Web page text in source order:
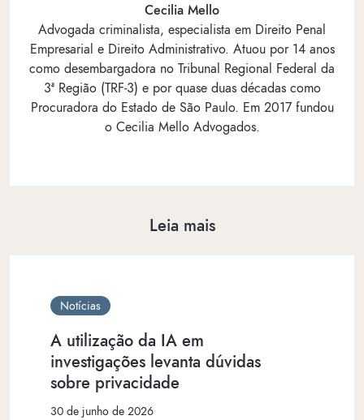
Cecilia Mello
Advogada criminalista, especialista em Direito Penal
Empresarial e Direito Administrativo. Atuou por 14 anos
como desembargadora no Tribunal Regional Federal da
3ª Região (TRF-3) e por quase duas décadas como
Procuradora do Estado de São Paulo. Em 2017 fundou
o Cecilia Mello Advogados.
Leia mais
Notícias
A utilização da IA em
investigações levanta dúvidas
sobre privacidade
30 de junho de 2026